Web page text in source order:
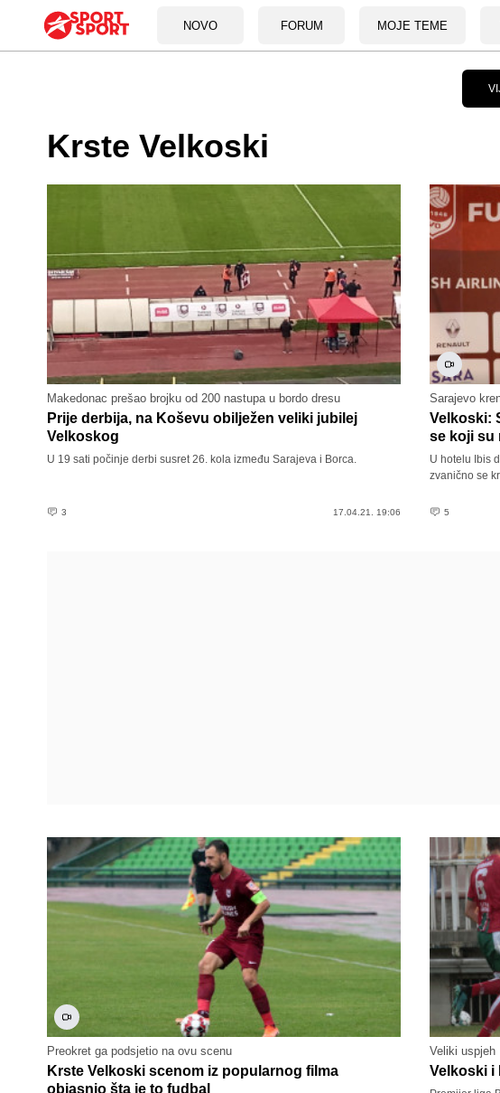
NOVO FORUM MOJE TEME
Krste Velkoski
Makedonac prešao brojku od 200 nastupa u bordo dresu
Prije derbija, na Koševu obilježen veliki jubilej
Velkoskog
U 19 sati počinje derbi susret 26. kola između Sarajeva i Borca.
3 17.04.21. 19:06
Sarajevo
Velkoski:
se koji su
U hotelu Ibis
zvanično se
5
Preokret ga podsjetio na ovu scenu
Krste Velkoski scenom iz popularnog filma
objasnio šta je to fudbal
Veliki uspjeh
Velkoski i